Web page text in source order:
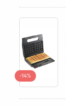
-14%